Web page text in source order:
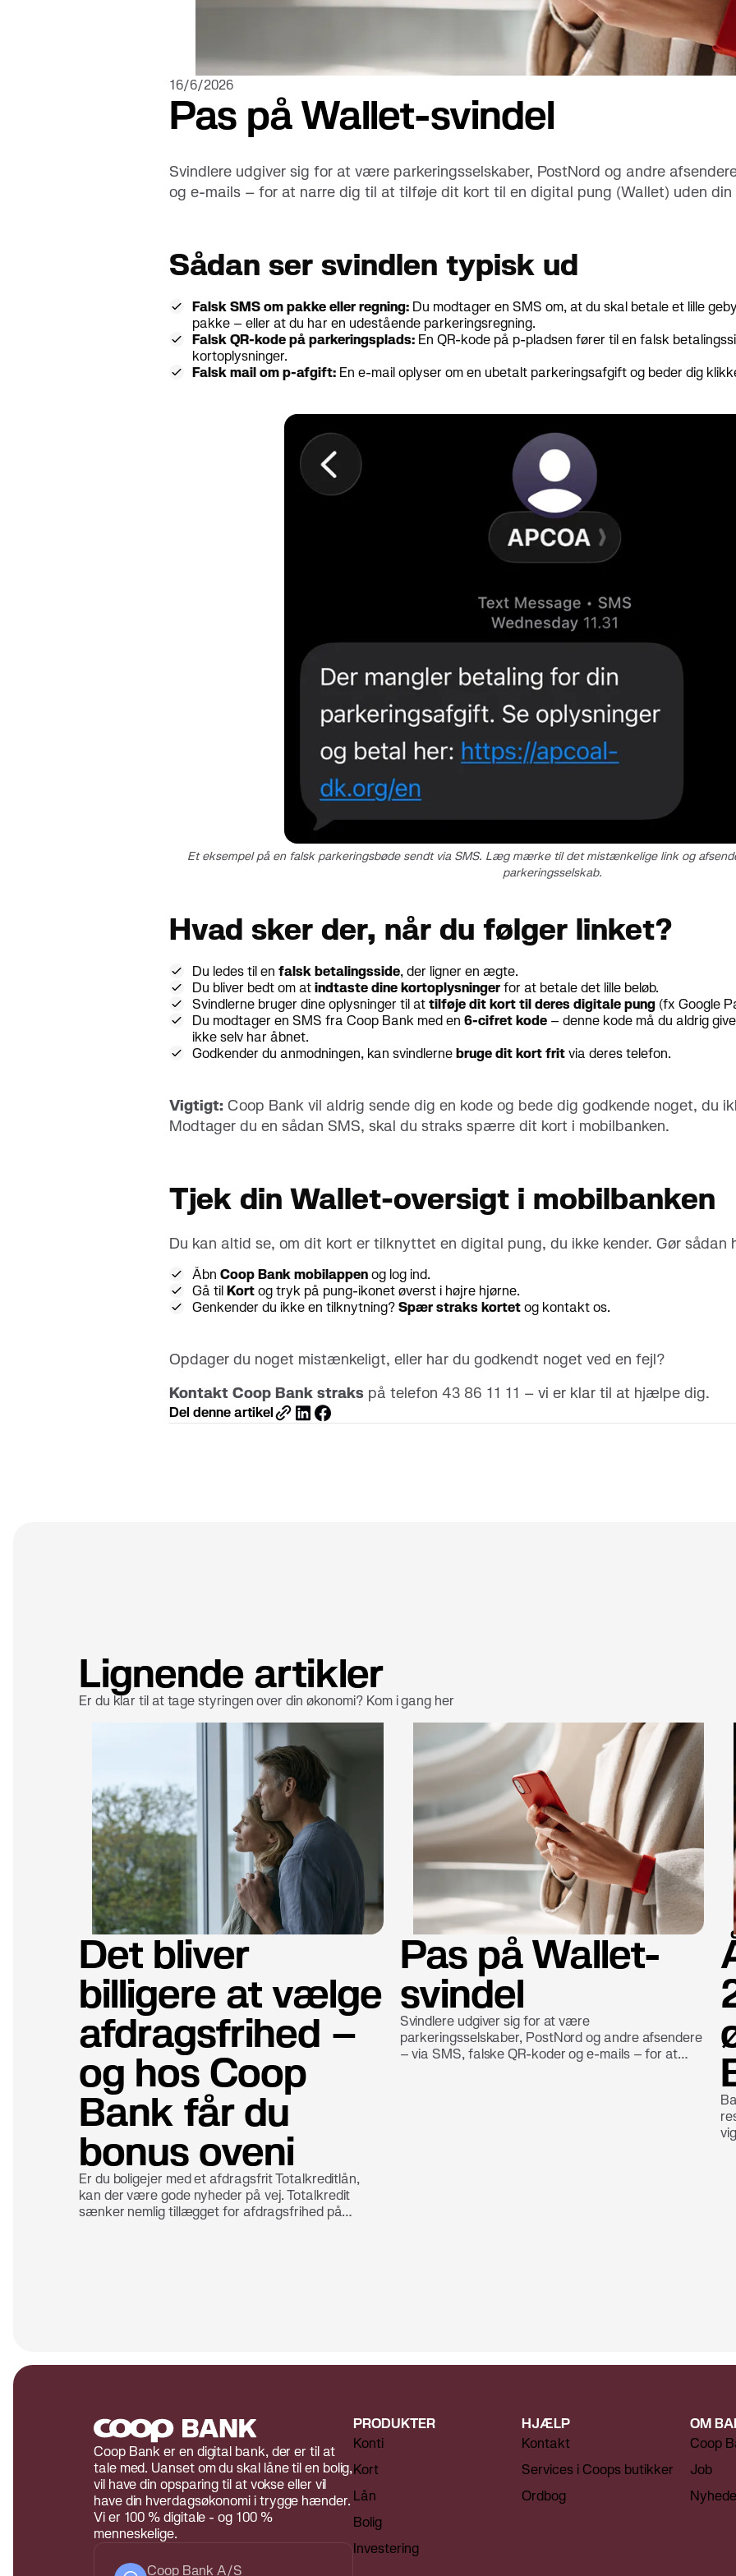
16/6/2026
Pas på Wallet-svindel
Svindlere udgiver sig for at være parkeringsselskaber, PostNord og andre
og e-mails – for at narre dig til at tilføje dit kort til en digital pung (Wallet) uden din
Sådan ser svindlen typisk ud
Falsk SMS om pakke eller regning: Du modtager en SMS om, at du skal betale et lille
pakke – eller at du har en udestående parkeringsregning.
Falsk QR-kode på parkeringsplads: En QR-kode på p-pladsen fører til en falsk
kortoplysninger.
Falsk mail om p-afgift: En e-mail oplyser om en ubetalt parkeringsafgift og beder dig
Et eksempel på en falsk parkeringsbøde sendt via SMS. Læg mærke til det mistænkelige link og
parkeringsselskab.
Hvad sker der, når du følger linket?
Du ledes til en falsk betalingsside, der ligner en ægte.
Du bliver bedt om atindtaste dine kortoplysningerfor at betale det lille beløb.
Svindlerne bruger dine oplysninger til attilføje dit kort til deres digitale pung (fx Google
Du modtager en SMS fra Coop Bank med en 6-cifret kode – denne kode må du aldrig
ikke selv har åbnet.
Godkender du anmodningen, kan svindlernebruge dit kort fritvia deres telefon.
Vigtigt: Coop Bank vil aldrig sende dig en kode og bede dig godkende noget, du
Modtager du en sådan SMS, skal du straks spærre dit kort i mobilbanken.
Tjek din Wallet-oversigt i mobilbanken
Du kan altid se, om dit kort er tilknyttet en digital pung, du ikke kender. Gør sådan
Åbn Coop Bank mobilappenog log ind.
Gå tilKortog tryk på pung-ikonet øverst i højre hjørne.
Genkender du ikke en tilknytning?Spær straks kortetog kontakt os.
Opdager du noget mistænkeligt, eller har du godkendt noget ved en fejl?
Kontakt Coop Bank straks på telefon 43 86 11 11 – vi er klar til at hjælpe dig.
Del denne artikel
Lignende artikler
Er du klar til at tage styringen over din økonomi? Kom i gang her
Det bliver
billigere at vælge
afdragsfrihed –
og hos Coop
Bank får du
bonus oveni
Er du boligejer med et afdragsfrit Totalkreditlån,
kan der være gode nyheder på vej. Totalkredit
sænker nemlig tillægget for afdragsfrihed på
Pas på Wallet-
svindel
Svindlere udgiver sig for at være
parkeringsselskaber, PostNord og andre afsendere
– via SMS, falske QR-koder og e-mails – for at
Coop Bank er en digital bank, der er til at
tale med. Uanset om du skal låne til en bolig,
vil have din opsparing til at vokse eller vil
have din hverdagsøkonomi i trygge hænder.
Vi er 100 % digitale - og 100 %
menneskelige.
Coop Bank A/S
PRODUKTER
Konti
Kort
Lån
Bolig
Investering
HJÆLP
Kontakt
Services i Coops butikker
Ordbog
OM
Coop
Job